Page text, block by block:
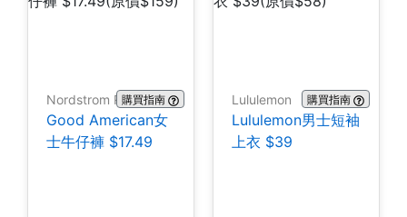
Nordstrom Rack購買指南
Good American女
士牛仔褲 $17.49
Lululemon 購買指南
Lululemon男士短袖
上衣 $39